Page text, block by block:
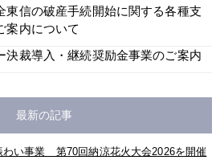
東信の破産手続開始に関する各種支
案内について
決裁導入・継続奨励金事業のご案内
最新の記事
わい事業 第70回納涼花火大会2026を開催